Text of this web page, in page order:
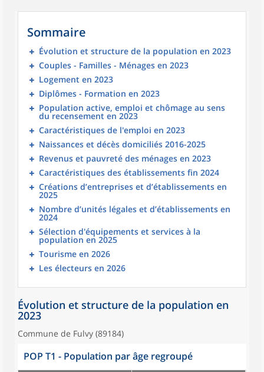
Sommaire
Évolution et structure de la population en 2023
Couples - Familles - Ménages en 2023
Logement en 2023
Diplômes - Formation en 2023
Population active, emploi et chômage au sens
du recensement en 2023
Caractéristiques de l'emploi en 2023
Naissances et décès domiciliés 2016-2025
Revenus et pauvreté des ménages en 2023
Caractéristiques des établissements fin 2024
Créations d’entreprises et d’établissements en
2025
Nombre d’unités légales et d’établissements en
2024
Sélection d'équipements et services à la
population en 2025
Tourisme en 2026
Les électeurs en 2026
Évolution et structure de la population en
2023
Commune de Fulvy (89184)
POP T1 - Population par âge regroupé